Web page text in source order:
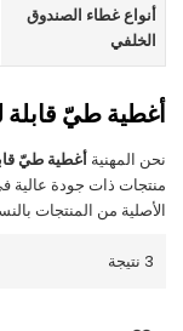
أنواع غطاء الصندوق
الخلفي
أغطية طيّ
نحن المهنيةأغطية طيّ
منتجات ذات جودة عالية
الأصلية من المنتجات
3 نتيجة